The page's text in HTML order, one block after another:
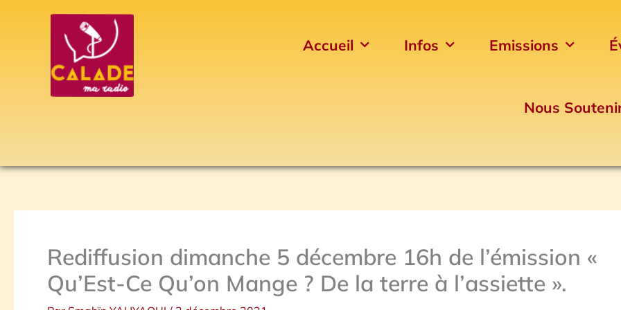
Accueil Infos Emissions
Nous
Rediffusion dimanche 5 décembre 16h de l’émission «
Qu’Est-Ce Qu’on Mange ? De la terre à l’assiette ».